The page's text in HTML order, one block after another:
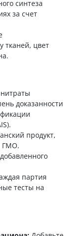
синтеза
за счет
тканей, цвет
доказанности
продукт,
ГМО.
партия
тесты на